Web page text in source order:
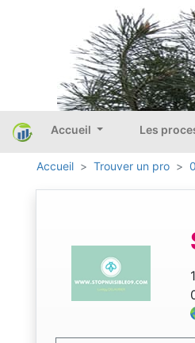
Accueil Les
Accueil Trouver un pro